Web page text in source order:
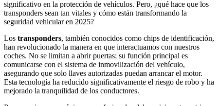
significativo en la protección de vehículos. Pero, ¿qué hace que los
transponders sean tan vitales y cómo están transformando la
seguridad vehicular en 2025?
Los transponders, también conocidos como chips de identificación,
han revolucionado la manera en que interactuamos con nuestros
coches. No se limitan a abrir puertas; su función principal es
comunicarse con el sistema de inmovilización del vehículo,
asegurando que solo llaves autorizadas puedan arrancar el motor.
Esta tecnología ha reducido significativamente el riesgo de robo y ha
mejorado la tranquilidad de los conductores.